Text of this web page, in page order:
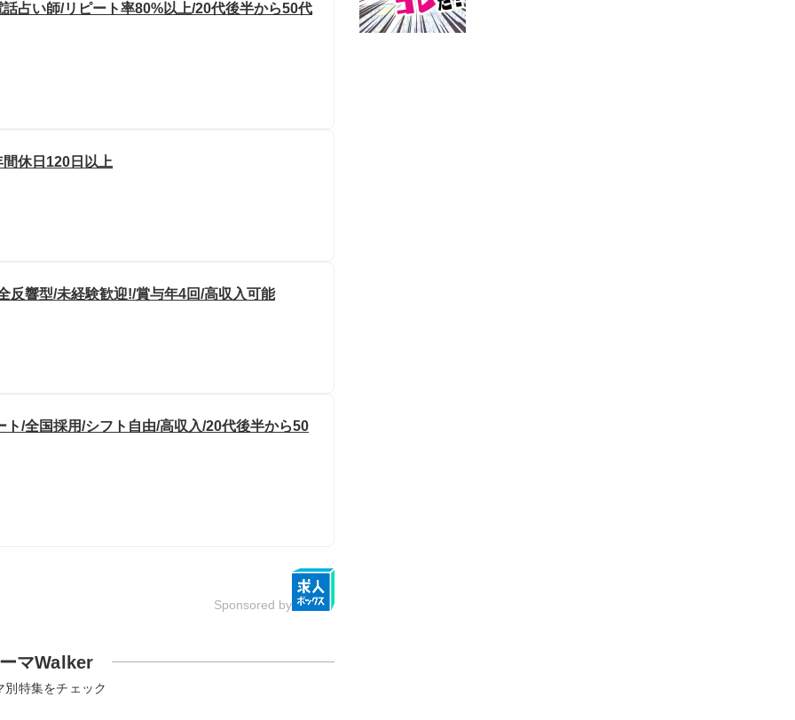
占い師/リピート率80%以上/20代後半から50代
休日120日以上
反響型/未経験歓迎!/賞与年4回/高収入可能
/全国採用/シフト自由/高収入/20代後半から50
Sponsored by
マWalker
別特集をチェック